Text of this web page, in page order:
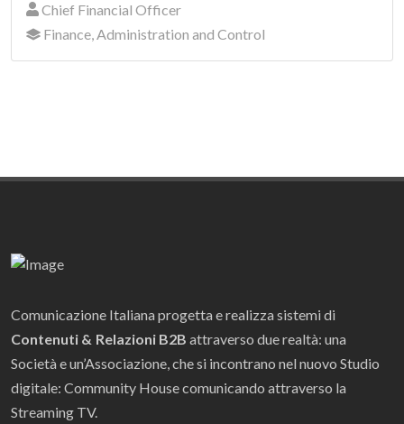
Chief Financial Officer
Finance, Administration and Control
Comunicazione Italiana progetta e realizza sistemi di
Contenuti & Relazioni B2B attraverso due realtà: una
Società e un’Associazione, che si incontrano nel nuovo Studio
digitale: Community House comunicando attraverso la
Streaming TV.